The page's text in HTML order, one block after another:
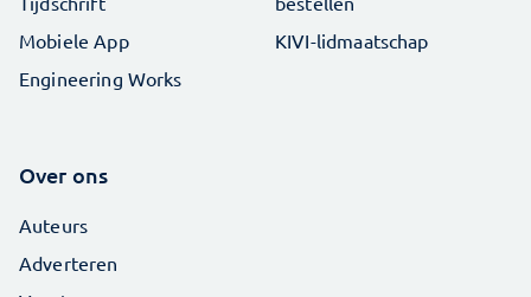
Mobiele App
Engineering Works
KIVI-lidmaatschap
Over ons
Auteurs
Adverteren